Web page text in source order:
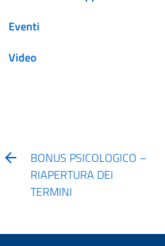
Eventi
Video
BONUS PSICOLOGICO –
RIAPERTURA DEI
TERMINI